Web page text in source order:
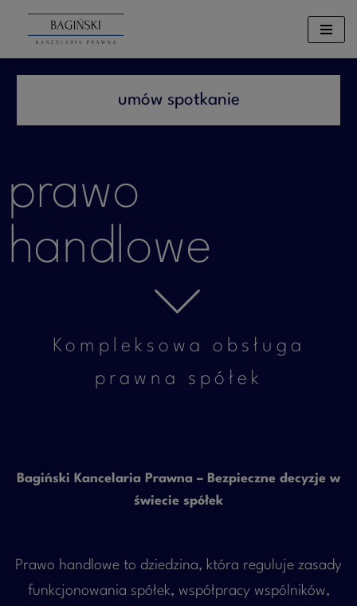
Przejdź
umów spotkanie
prawo
handlowe
Kompleksowa obsługa
prawna spółek
Bagiński Kancelaria Prawna – Bezpieczne decyzje w
świecie spółek
Prawo handlowe to dziedzina, która reguluje zasady
funkcjonowania spółek, współpracy wspólników,